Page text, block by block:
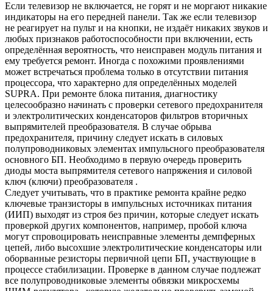
Если телевизор не включается, не горят и не моргают никакие
индикаторы на его передней панели. Так же если телевизор
не реагирует на пульт и на кнопки, не издаёт никаких звуков и
любых признаков работоспособности при включении, есть
определённая вероятность, что неисправен модуль питания и
ему требуется ремонт. Иногда с похожими проявлениями
может встречаться проблема только в отсутствии питания
процессора, что характерно для определённых моделей
SUPRA. При ремонте блока питания, диагностику
целесообразно начинать с проверки сетевого предохранителя
и электролитических конденсаторов фильтров вторичных
выпрямителей преобразователя. В случае обрыва
предохранителя, причину следует искать в силовых
полупроводниковых элементах импульсного преобразователя
основного БП. Необходимо в первую очередь проверить
диоды моста выпрямителя сетевого напряжения и силовой
ключ (ключи) преобразователя .
Следует учитывать, что в практике ремонта крайне редко
ключевые транзисторы в импульсных источниках питания
(ИИП) выходят из строя без причин, которые следует искать
проверкой других компонентов, например, пробой ключа
могут спровоцировать неисправные элементы демпферных
цепей, либо высохшие электролитические конденсаторы или
оборванные резисторы первичной цепи БП, участвующие в
процессе стабилизации. Проверке в данном случае подлежат
все полупроводниковые элементы обвязки микросхемы